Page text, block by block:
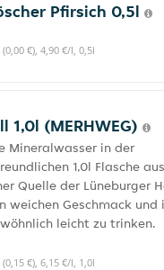
Pfirsich 0,5l
€), 4,90 €/l, 0,5l
1,0l (MERHWEG)
Mineralwasser in der
1,0l Flasche aus
Quelle der Lüneburger
weichen Geschmack und
leicht zu trinken.
€), 6,15 €/l, 1,0l